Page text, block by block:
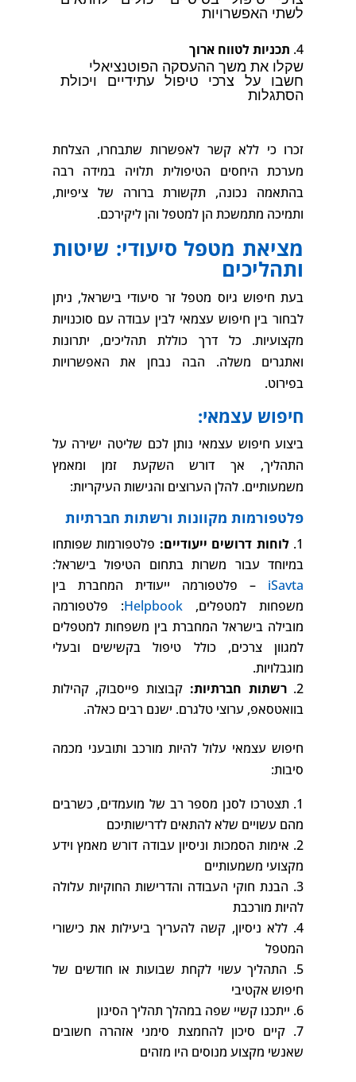
לשתי האפשרויות
תכניות לטווח ארוך
שקלו את משך ההעסקה הפוטנציאלי
חשבו על צרכי טיפול עתידיים ויכולת
הסתגלות
זכרו כי ללא קשר לאפשרות שתבחרו, הצלחת
מערכת היחסים הטיפולית תלויה במידה רבה
בהתאמה נכונה, תקשורת ברורה של ציפיות,
ותמיכה מתמשכת הן למטפל והן ליקירכם.
מציאת מטפל סיעודי: שיטות
ותהליכים
בעת חיפוש גיוס מטפל זר סיעודי בישראל, ניתן
לבחור בין חיפוש עצמאי לבין עבודה עם סוכנויות
מקצועיות. כל דרך כוללת תהליכים, יתרונות
ואתגרים משלה. הבה נבחן את האפשרויות
בפירוט.
חיפוש עצמאי:
ביצוע חיפוש עצמאי נותן לכם שליטה ישירה על
התהליך, אך דורש השקעת זמן ומאמץ
משמעותיים. להלן הערוצים והגישות העיקריות:
פלטפורמות מקוונות ורשתות חברתיות
לוחות דרושים ייעודיים: פלטפורמות שפותחו
במיוחד עבור משרות בתחום הטיפול בישראל:
iSavta – פלטפורמה ייעודית המחברת בין
משפחות למטפלים,Helpbook: פלטפורמה
מובילה בישראל המחברת בין משפחות למטפלים
למגוון צרכים, כולל טיפול בקשישים ובעלי
מוגבלויות.
רשתות חברתיות: קבוצות פייסבוק, קהילות
בוואטסאפ, ערוצי טלגרם. ישנם רבים כאלה.
חיפוש עצמאי עלול להיות מורכב ותובעני מכמה
סיבות:
תצטרכו לסנן מספר רב של מועמדים, כשרבים
מהם עשויים שלא להתאים לדרישותיכם
אימות הסמכות וניסיון עבודה דורש מאמץ וידע
מקצועי משמעותיים
הבנת חוקי העבודה והדרישות החוקיות עלולה
להיות מורכבת
ללא ניסיון, קשה להעריך ביעילות את כישורי
המטפל
התהליך עשוי לקחת שבועות או חודשים של
חיפוש אקטיבי
ייתכנו קשיי שפה במהלך תהליך הסינון
קיים סיכון להחמצת סימני אזהרה חשובים
שאנשי מקצוע מנוסים היו מזהים